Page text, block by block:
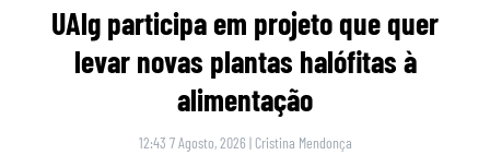
UAlg participa em projeto que quer
levar novas plantas halófitas à
alimentação
12:43 7 Agosto, 2026 | Cristina Mendonça